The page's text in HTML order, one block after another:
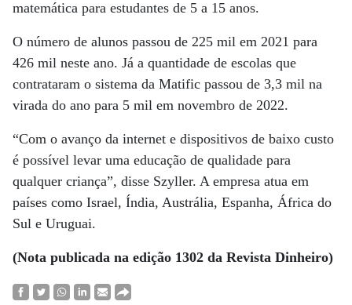
matemática para estudantes de 5 a 15 anos.
O número de alunos passou de 225 mil em 2021 para
426 mil neste ano. Já a quantidade de escolas que
contrataram o sistema da Matific passou de 3,3 mil na
virada do ano para 5 mil em novembro de 2022.
“Com o avanço da internet e dispositivos de baixo custo
é possível levar uma educação de qualidade para
qualquer criança”, disse Szyller. A empresa atua em
países como Israel, Índia, Austrália, Espanha, África do
Sul e Uruguai.
(Nota publicada na edição 1302 da Revista Dinheiro)